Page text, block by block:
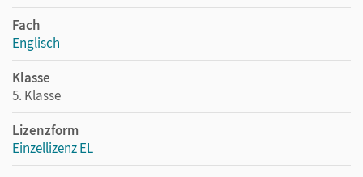
Fach
Englisch
Klasse
5. Klasse
Lizenzform
Einzellizenz EL